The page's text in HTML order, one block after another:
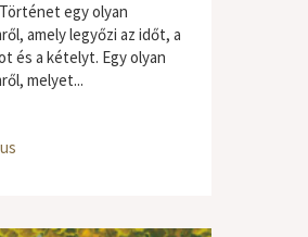
egy olyan
amely legyőzi az időt, a
és a kételyt. Egy olyan
melyet...